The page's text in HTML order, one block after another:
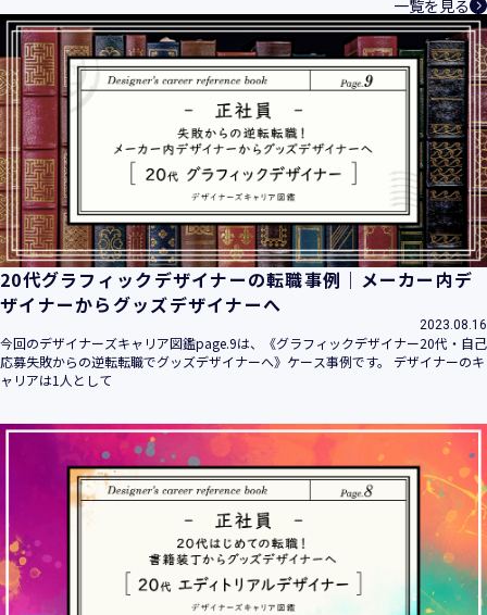
一覧を見る
20代グラフィックデザイナーの転職事例｜メーカー内デ
ザイナーからグッズデザイナーへ
2023.08.16
今回のデザイナーズキャリア図鑑page.9は、《グラフィックデザイナー20代・自己
応募失敗からの逆転転職でグッズデザイナーへ》ケース事例です。 デザイナーのキ
ャリアは1人として